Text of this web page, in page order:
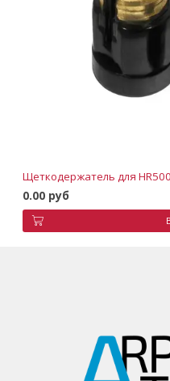
Щеткодержатель для
0.00 руб